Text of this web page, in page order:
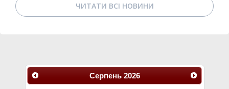
ЧИТАТИ ВСІ НОВИНИ
Серпень 2026